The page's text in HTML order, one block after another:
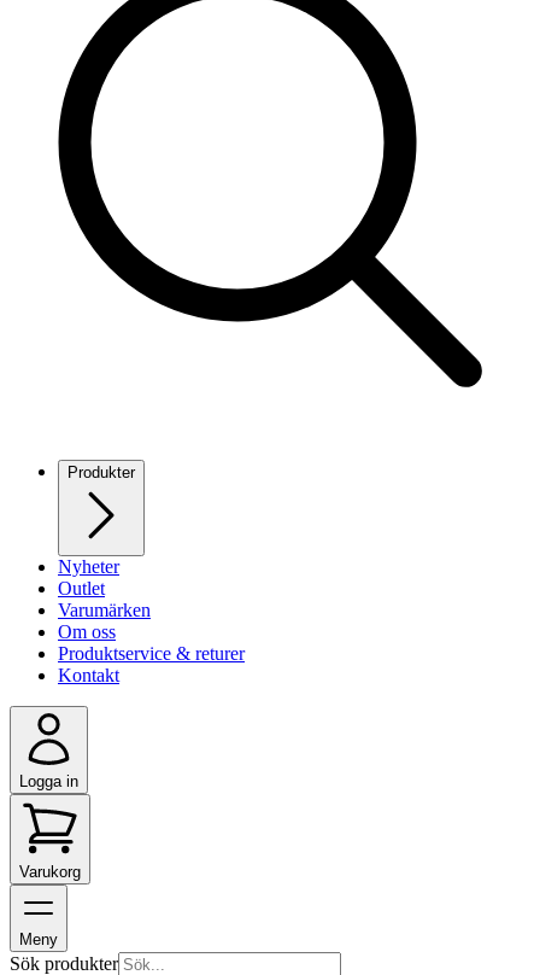
Produkter
Nyheter
Outlet
Varumärken
Om oss
Produktservice & returer
Kontakt
Logga in
Varukorg
Meny
Sök produkter